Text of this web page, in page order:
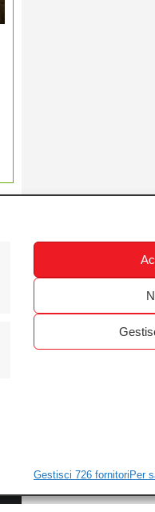
Gestisci 726 fornitori Per